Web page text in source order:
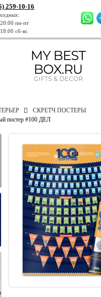
259-10-16
пн-пт
сб-вс
СКРЕТЧ ПОСТЕРЫ
постер #100 ДЕЛ